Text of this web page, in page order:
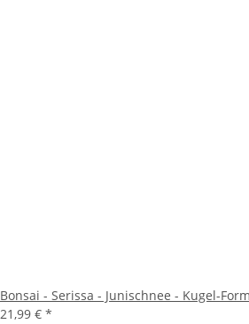
Bonsai - Serissa - Junischnee - Kugel-
21,99 € *